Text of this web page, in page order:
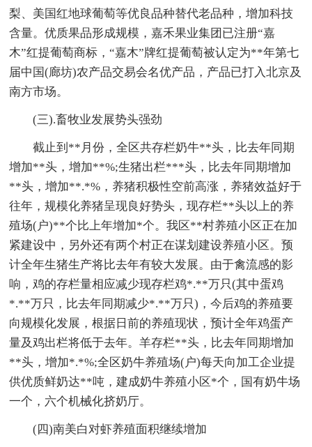
梨、美国红地球葡萄等优良品种替代老品种，增加科技
含量。优质果品形成规模，嘉禾果业集团已注册“嘉
木”红提葡萄商标，“嘉木”牌红提葡萄被认定为**年第七
届中国(廊坊)农产品交易会名优产品，产品已打入北京及
南方市场。
(三).畜牧业发展势头强劲
截止到**月份，全区共存栏奶牛**头，比去年同期
增加**头，增加**%;生猪出栏***头，比去年同期增加
**头，增加**.*%，养猪积极性空前高涨，养猪效益好于
往年，规模化养猪呈现良好势头，现存栏**头以上的养
殖场(户)**个比上年增加*个。我区**村养殖小区正在加
紧建设中，另外还有两个村正在谋划建设养殖小区。预
计全年生猪生产将比去年有较大发展。由于禽流感的影
响，鸡的存栏量相应减少现存栏鸡*.**万只(其中蛋鸡
*.**万只，比去年同期减少*.**万只)，今后鸡的养殖要
向规模化发展，根据日前的养殖现状，预计全年鸡蛋产
量及鸡出栏将低于去年。羊存栏**头，比去年同期增加
**头，增加*.*%;全区奶牛养殖场(户)每天向加工企业提
供优质鲜奶达**吨，建成奶牛养殖小区*个，国有奶牛场
一个，六个机械化挤奶厅。
(四)南美白对虾养殖面积继续增加